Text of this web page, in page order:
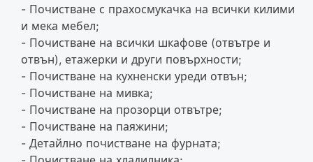
Почистване с прахосмукачка на всички килими
и мека мебел;
Почистване на всички шкафове (отвътре и
отвън), етажерки и други повърхности;
Почистване на кухненски уреди отвън;
Почистване на мивка;
Почистване на прозорци отвътре;
Почистване на паяжини;
Детайлно почистване на фурната;